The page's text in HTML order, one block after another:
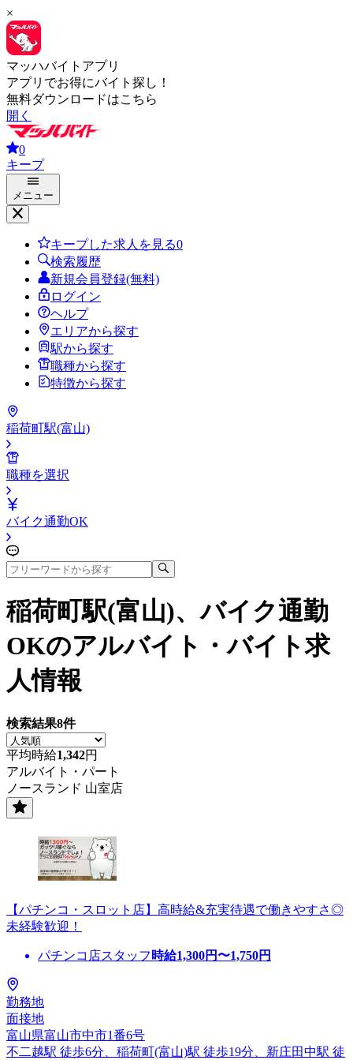
×
マッハバイトアプリ
アプリでお得にバイト探し！
無料ダウンロードはこちら
開く
0
キープ
メニュー
キープした求人を見る0
検索履歴
新規会員登録(無料)
ログイン
ヘルプ
エリアから探す
駅から探す
職種から探す
特徴から探す
稲荷町駅(富山)
職種を選択
バイク通勤OK
稲荷町駅(富山)、バイク通勤
OKのアルバイト・バイト求
人情報
検索結果8件
平均時給1,342円
アルバイト・パート
ノースランド 山室店
【パチンコ・スロット店】高時給&充実待遇で働きやすさ◎
未経験歓迎！
パチンコ店スタッフ 時給1,300円〜1,750円
勤務地
面接地
富山県富山市中市1番6号
不二越駅 徒歩6分、稲荷町(富山)駅 徒歩19分、新庄田中駅 徒